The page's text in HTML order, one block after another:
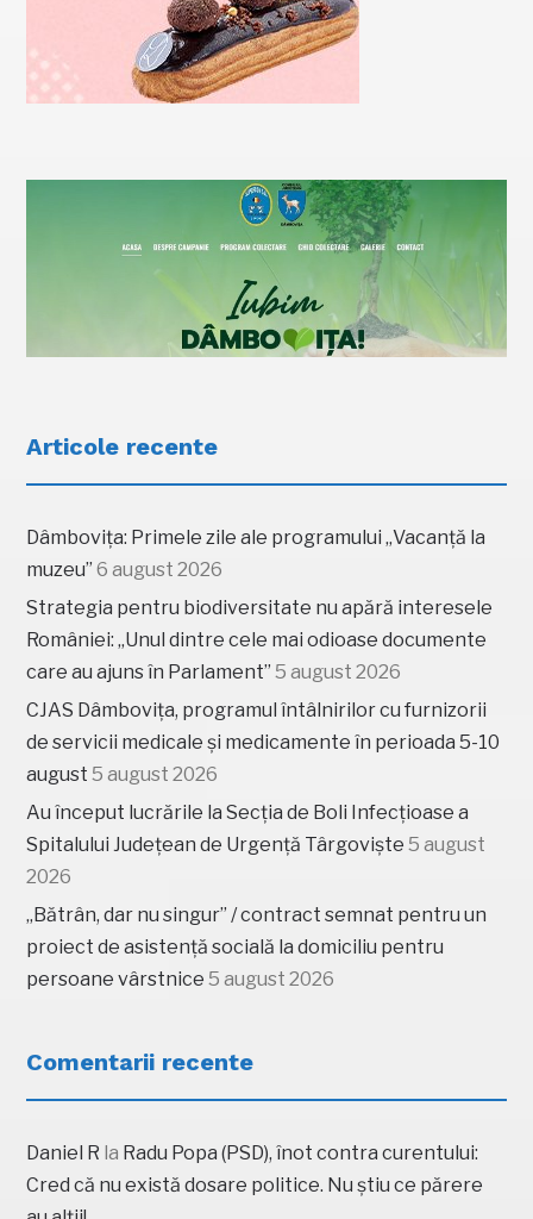
Articole recente
Dâmbovița: Primele zile ale programului „Vacanță la
muzeu” 6 august 2026
Strategia pentru biodiversitate nu apără interesele
României: „Unul dintre cele mai odioase documente
care au ajuns în Parlament” 5 august 2026
CJAS Dâmbovița, programul întâlnirilor cu furnizorii
de servicii medicale și medicamente în perioada 5-10
august 5 august 2026
Au început lucrările la Secția de Boli Infecțioase a
Spitalului Județean de Urgență Târgoviște 5 august
2026
„Bătrân, dar nu singur” / contract semnat pentru un
proiect de asistență socială la domiciliu pentru
persoane vârstnice 5 august 2026
Comentarii recente
Daniel R la Radu Popa (PSD), înot contra curentului:
Cred că nu există dosare politice. Nu știu ce părere